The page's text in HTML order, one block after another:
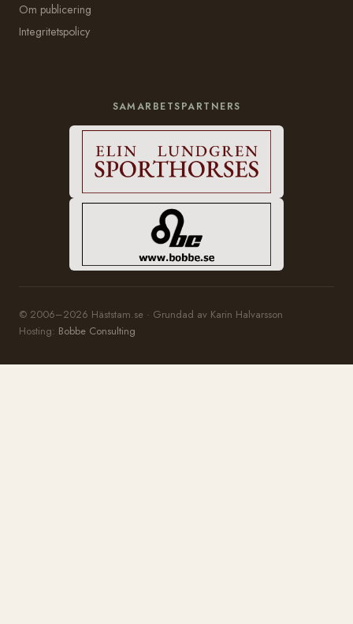
Om publicering
Integritetspolicy
SAMARBETSPARTNERS
© 2006–2026 Häststam.se · Grundad av Karin Halvarsson
Hosting: Bobbe Consulting